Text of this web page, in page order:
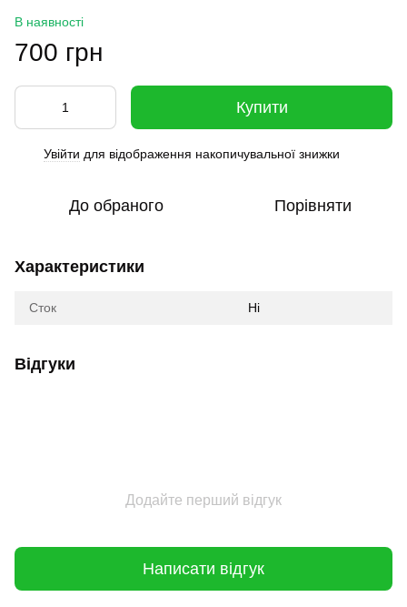
В наявності
700 грн
Купити
Увійти для відображення накопичувальної знижки
До обраного Порівняти
Характеристики
Сток Ні
Відгуки
Додайте перший відгук
Написати відгук